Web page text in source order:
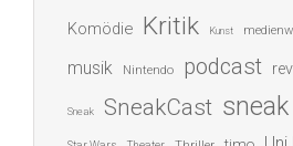
Komödie Kritik Kunst
musik Nintendo podcast
Sneak SneakCast